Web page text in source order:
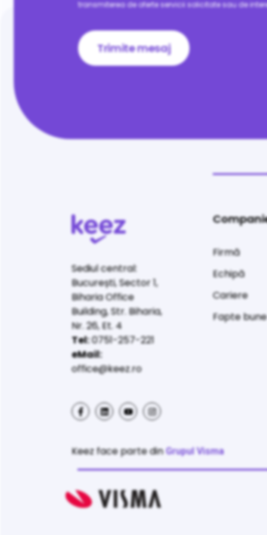
transmiterea de oferte servicii solicitate sau de
Sediul central:
București, Sector 1,
Biharia Office
Building, Str. Biharia,
Nr. 26, Et. 4
Tel:0751-257-221
eMail:
office@keez.ro
Firmă
Echipă
Cariere
Fapte bune
Keez face parte dinGrupul Visma